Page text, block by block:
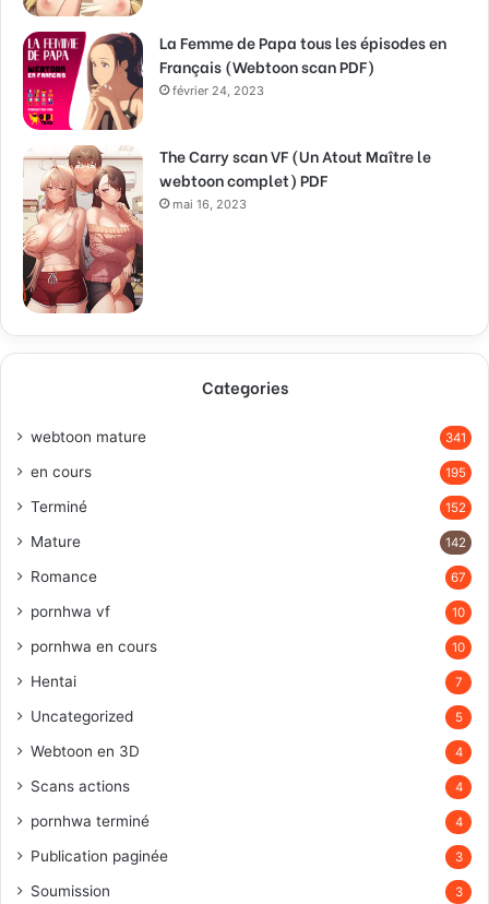
La Femme de Papa tous les épisodes en
Français (Webtoon scan PDF)
février 24, 2023
The Carry scan VF (Un Atout Maître le
webtoon complet) PDF
mai 16, 2023
Categories
webtoon mature 341
en cours 195
Terminé 152
Mature 142
Romance 67
pornhwa vf 10
pornhwa en cours 10
Hentai 7
Uncategorized 5
Webtoon en 3D 4
Scans actions 4
pornhwa terminé 4
Publication paginée 3
Soumission 3